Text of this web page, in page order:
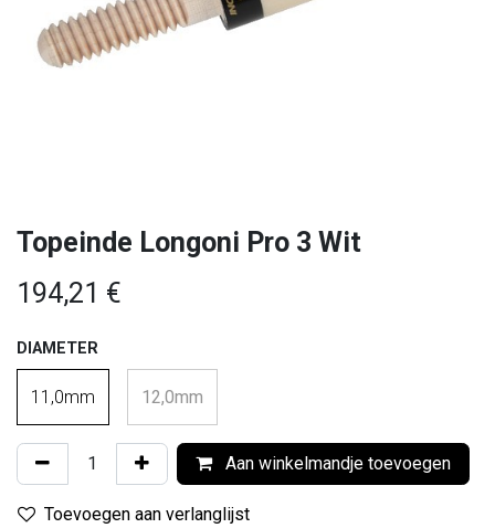
Topeinde Longoni Pro 3 Wit
194,21 €
DIAMETER
11,0mm 12,0mm
Aan winkelmandje toevoegen
Toevoegen aan verlanglijst